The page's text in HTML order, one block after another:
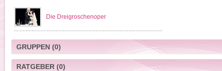
Die Dreigroschenoper
GRUPPEN(0)
RATGEBER(0)